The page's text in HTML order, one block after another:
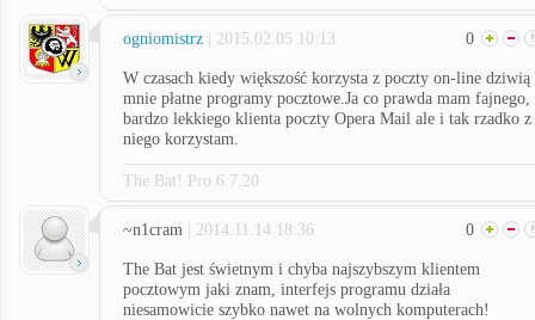
ogniomistrz | 2015.02.05 10:13 0
W czasach kiedy większość korzysta z poczty on-line dziwią
mnie płatne programy pocztowe.Ja co prawda mam fajnego,
bardzo lekkiego klienta poczty Opera Mail ale i tak rzadko z
niego korzystam.
The Bat! Pro 6.7.20
~n1cram | 2014.11.14 18:36 0
The Bat jest świetnym i chyba najszybszym klientem
pocztowym jaki znam, interfejs programu działa
niesamowicie szybko nawet na wolnych komputerach!